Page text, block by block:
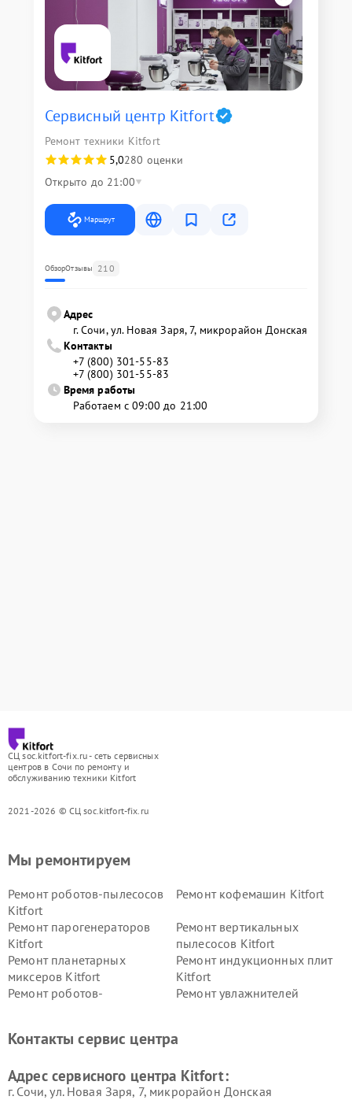
Сервисный центр Kitfort
Ремонт техники Kitfort
5,0280 оценки
Открыто до 21:00
Маршрут
ОбзорОтзывы 210
Адрес
г. Сочи, ул. Новая Заря, 7, микрорайон Донская
Контакты
+7 (800) 301-55-83
+7 (800) 301-55-83
Время работы
Работаем с 09:00 до 21:00
СЦ soc.kitfort-fix.ru - сеть сервисных
центров в Сочи по ремонту и
обслуживанию техники Kitfort
2021-2026 © СЦ soc.kitfort-fix.ru
Мы ремонтируем
Ремонт роботов-пылесосов
Kitfort
Ремонт кофемашин Kitfort
Ремонт парогенераторов
Kitfort
Ремонт вертикальных
пылесосов Kitfort
Ремонт планетарных
миксеров Kitfort
Ремонт индукционных плит
Kitfort
Ремонт роботов-
Ремонт увлажнителей
Kitfort
Kitfort
Kitfort
Kitfort
Контакты сервис центра
Адрес сервисного центра Kitfort:
г. Сочи, ул. Новая Заря, 7, микрорайон Донская